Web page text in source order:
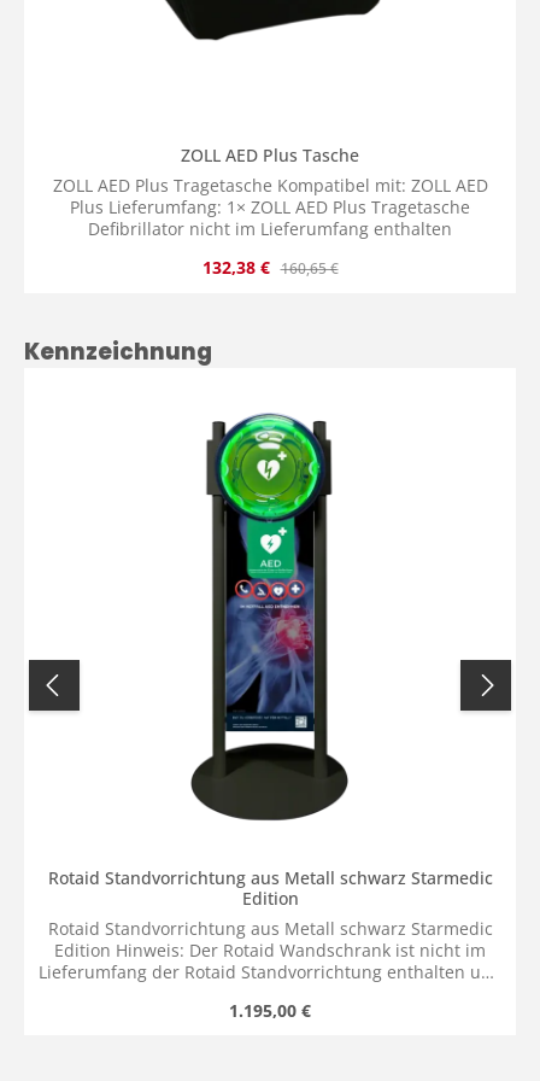
ZOLL AED Plus Tasche
ZOLL AED Plus Tragetasche Kompatibel mit: ZOLL AED
Plus Lieferumfang: 1× ZOLL AED Plus Tragetasche
Defibrillator nicht im Lieferumfang enthalten
Verkaufspreis:
132,38 € Regulärer Preis:
160,65 €
Kennzeichnung
Rotaid Standvorrichtung aus Metall schwarz Starmedic
Edition
Rotaid Standvorrichtung aus Metall schwarz Starmedic
Edition Hinweis: Der Rotaid Wandschrank ist nicht im
Lieferumfang der Rotaid Standvorrichtung enthalten und
Durch das modulare Rotaid System, ist es möglich den zu
Regulärer Preis:
1.195,00 €